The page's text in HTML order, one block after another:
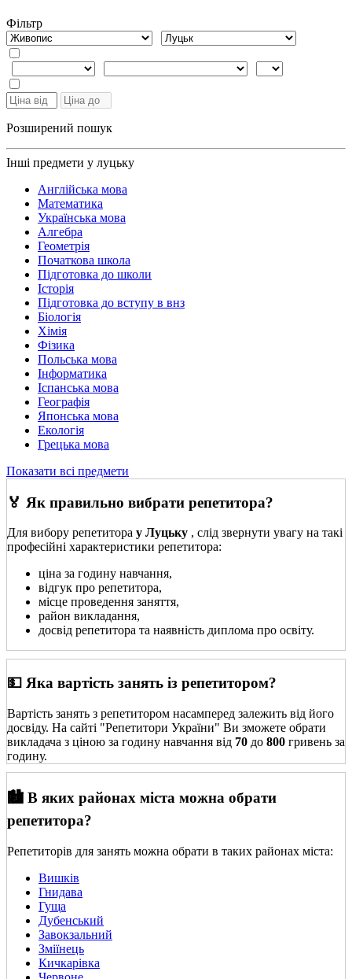
Фiльтр
Розширений пошук
Інші предмети у луцьку
Англійська мова
Математика
Українська мова
Алгебра
Геометрія
Початкова школа
Підготовка до школи
Історія
Підготовка до вступу в внз
Біологія
Хімія
Фізика
Польська мова
Інформатика
Іспанська мова
Географія
Японська мова
Екологія
Грецька мова
Показати всі предмети
🏅 Як правильно вибрати репетитора?
Для вибору репетитора у Луцьку , слід звернути увагу на такі
професійні характеристики репетитора:
ціна за годину навчання,
відгук про репетитора,
місце проведення заняття,
район викладання,
досвід репетитора та наявність диплома про освіту.
💵 Яка вартість занять із репетитором?
Вартість занять з репетитором насамперед залежить від його
досвіду. На сайті "Репетитори України" Ви зможете обрати
викладача з ціною за годину навчання від 70 до 800 гривень за
годину.
🏙️ В яких районах міста можна обрати
репетитора?
Репетиторів для занять можна обрати в таких районах міста:
Вишків
Гнидава
Гуща
Дубенський
Завокзальний
Зміїнець
Кичкарівка